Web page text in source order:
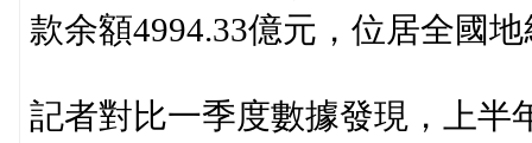
款余額4994.33億元，位居全國
記者對比一季度數據發現，上半